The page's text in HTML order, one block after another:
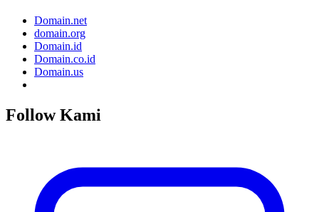
Domain.net
domain.org
Domain.id
Domain.co.id
Domain.us
Follow Kami